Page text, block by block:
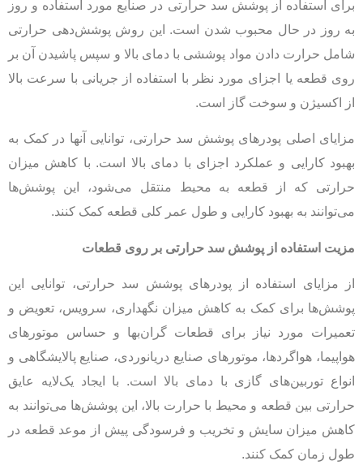
برای استفاده از پوشش سد حرارتی در صنایع مورد استفاده و روز
به روز در حال محبوب شدن است. این روش پوشش‌دهی حرارتی
شامل حرارت دادن مواد پوششی با دمای بالا و سپس پاشیدن آن بر
روی قطعه یا اجزای مورد نظر با استفاده از جریانی با سرعت بالا
از اکسیژن و سوخت گاز است.
مزایای اصلی پودرهای پوشش سد حرارتی، توانایی آنها در کمک به
بهبود کارایی و عملکرد اجزای با دمای بالا است. با کاهش میزان
حرارتی که از قطعه به محیط منتقل می‌شود، این پوشش‌ها
می‌توانند به بهبود کارایی و طول عمر کلی قطعه کمک کنند.
مزیت استفاده از پوشش سد حرارتی بر روی قطعات
از مزایای استفاده از پودرهای پوشش سد حرارتی، توانایی این
پوشش‌ها برای کمک به کاهش میزان نگهداری، سرویس، تعویض و
تعمیرات مورد نیاز برای قطعات گران‌بها و حساس موتورهای
هواپیما، هواگردها، موتورهای صنایع دریانوردی، صنایع پالایشگاهی و
انواع توربین‌های گازی با دمای بالا است. با ایجاد یک‌لایه عایق
حرارتی بین قطعه و محیط با حرارت بالا، این پوشش‌ها می‌توانند به
کاهش میزان سایش و تخریب و فرسودگی پیش از موعد قطعه در
طول زمان کمک کنند.